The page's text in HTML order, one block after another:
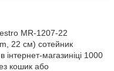
MR-1207-22
22 см) сотейник
магазиніці 1000
кошик або